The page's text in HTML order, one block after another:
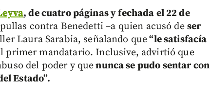
, de cuatro páginas y fechada el 22 de
contra Benedetti –a quien acusó de ser
Laura Sarabia, señalando que“le satisfacía
primer mandatario. Inclusive, advirtió que
del poder y quenunca se pudo sentar con
Estado”.